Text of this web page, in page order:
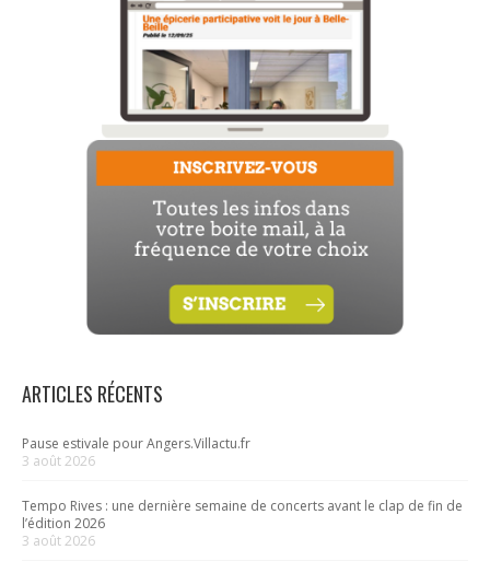
ARTICLES RÉCENTS
Pause estivale pour Angers.Villactu.fr
3 août 2026
Tempo Rives : une dernière semaine de concerts avant le clap de fin de
l’édition 2026
3 août 2026